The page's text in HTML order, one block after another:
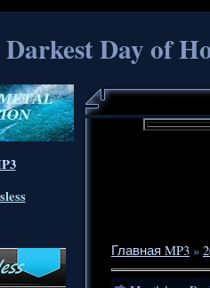
Day of
Главная MP3 »